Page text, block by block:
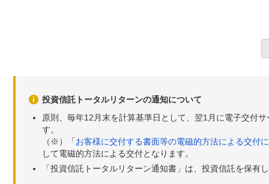
投資信託トータルリターンの通知について
原則、毎年12月末を計算基準日として、翌1月に電子交付
す。
（※）「お客様に交付する書面等の電磁的方法による交付
して電磁的方法による交付となります。
「投資信託トータルリターン通知書」は、投資信託を保有